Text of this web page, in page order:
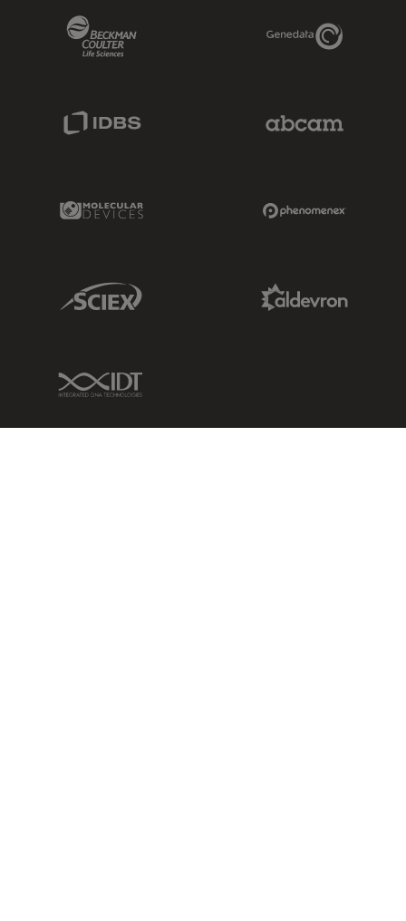
Genedata Link
Molecular Devices Link
Sciex Link
IDT Link